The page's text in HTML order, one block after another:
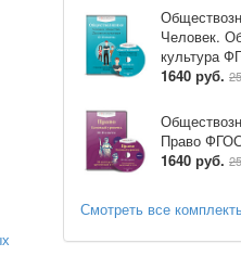
Человек.
культура
1640 руб.
Право
1640 руб.
Смотреть все